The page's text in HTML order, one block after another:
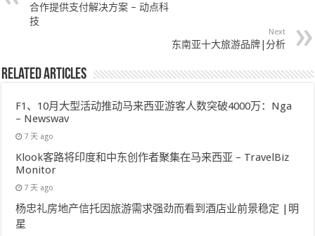
合作提供支付解决方案 – 动点科
技
Next
东南亚十大旅游品牌|分析
Related Articles
F1、10月大型活动推动马来西亚游客人数突破4000万：Nga
– Newswav
7 天 ago
Klook客路将印度和中东创作者聚集在马来西亚 – TravelBiz
Monitor
7 天 ago
杨忠礼房地产信托因旅游需求强劲而看到酒店业前景稳定 |明
星